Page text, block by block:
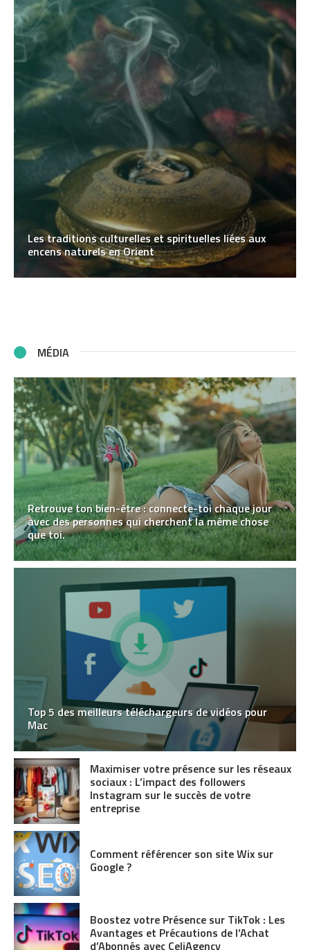
Les traditions culturelles et spirituelles liées aux
encens naturels en Orient
MÉDIA
Retrouve ton bien-être : connecte-toi chaque jour
avec des personnes qui cherchent la même chose
que toi.
Top 5 des meilleurs téléchargeurs de vidéos pour
Mac
Maximiser votre présence sur les réseaux
sociaux : L’impact des followers
Instagram sur le succès de votre
entreprise
Comment référencer son site Wix sur
Google ?
Boostez votre Présence sur TikTok : Les
Avantages et Précautions de l’Achat
d’Abonnés avec CeliAgency